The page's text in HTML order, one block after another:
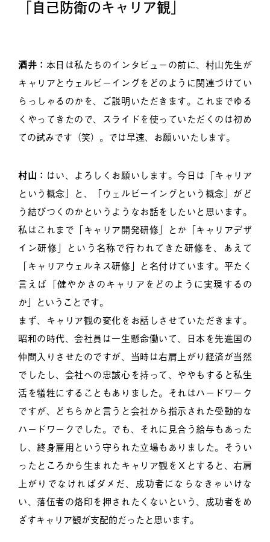
「自己防衛のキャリア観」
酒井： 本日は私たちのインタビューの前に、村山先生が
キャリアとウェルビーイングをどのように関連づけてい
らっしゃるのかを、ご説明いただきます。これまでゆる
くやってきたので、スライドを使っていただくのは初め
ての試みです（笑）。では早速、お願いいたします。
村山： はい、よろしくお願いします。今日は「キャリア
という概念」と、「ウェルビーイングという概念」がど
う結びつくのかというようなお話をしたいと思います。
私はこれまで「キャリア開発研修」とか「キャリアデザ
イン研修」という名称で行われてきた研修を、あえて
「キャリアウェルネス研修」と名付けています。平たく
言えば「健やかさのキャリアをどのように実現するの
か」ということです。
まず、キャリア観の変化をお話しさせていただきます。
昭和の時代、会社員は一生懸命働いて、日本を先進国の
仲間入りさせたのですが、当時は右肩上がり経済が当然
でしたし、会社への忠誠心を持って、ややもすると私生
活を犠牲にすることもありました。それはハードワーク
ですが、どちらかと言うと会社から指示された受動的な
ハードワークでした。でも、それに見合う給与もあった
し、終身雇用という守られた立場もありました。そうい
ったところから生まれたキャリア観をＸとすると、右肩
上がりでなければダメだ、成功者にならなきゃいけな
い、落伍者の烙印を押されたくないという、成功者をめ
ざすキャリア観が支配的だったと思います。